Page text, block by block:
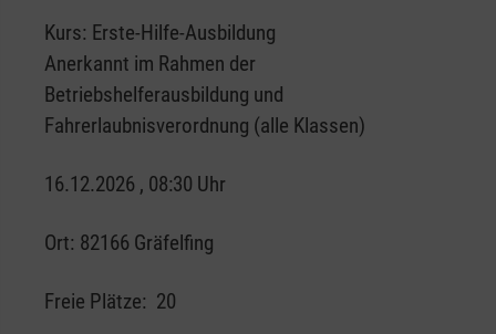
Kurs: Erste-Hilfe-Ausbildung
Anerkannt im Rahmen der
Betriebshelferausbildung und
Fahrerlaubnisverordnung (alle Klassen)
16.12.2026 , 08:30 Uhr
Ort: 82166 Gräfelfing
Freie Plätze: 20